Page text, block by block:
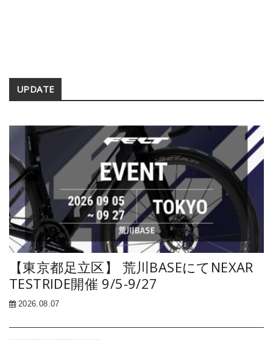
Secondary
UPDATE
【東京都足立区】 荒川BASEにてNEXAR
TESTRIDE開催 9/5-9/27
2026.08.07